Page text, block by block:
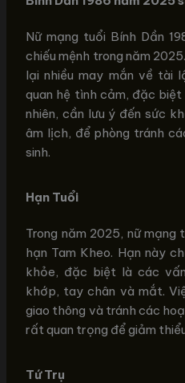
Nữ mạng tuổi Bính Dần
chiếu mệnh trong năm
lại nhiều may mắn về tài
quan hệ tình cảm, đặc
nhiên, cần lưu ý đến sức
âm lịch, để phòng tránh
sinh.
Hạn Tuổi
Trong năm 2025, nữ mạng
hạn Tam Kheo. Hạn này
khỏe, đặc biệt là các
khớp, tay chân và mắt.
giao thông và tránh các
rất quan trọng để giảm
Tứ Trụ